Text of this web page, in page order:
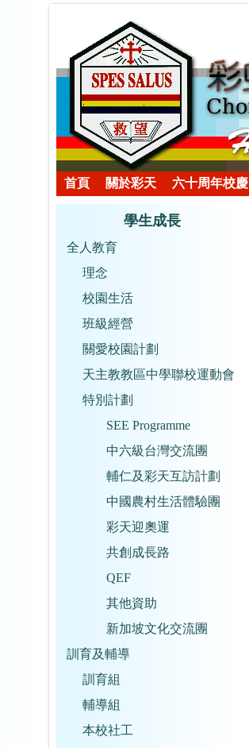
首頁 關於彩天 六十周年校慶
學生成長
全人教育
理念
校園生活
班級經營
關愛校園計劃
天主教教區中學聯校運動會
特別計劃
SEE Programme
中六級台灣交流團
輔仁及彩天互訪計劃
中國農村生活體驗團
彩天迎奧運
共創成長路
QEF
其他資助
新加坡文化交流團
訓育及輔導
訓育組
輔導組
本校社工